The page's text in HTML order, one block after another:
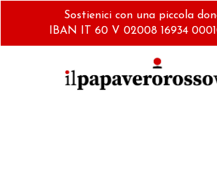
Sostienici con una piccola
IBAN IT 60 V 02008 16934